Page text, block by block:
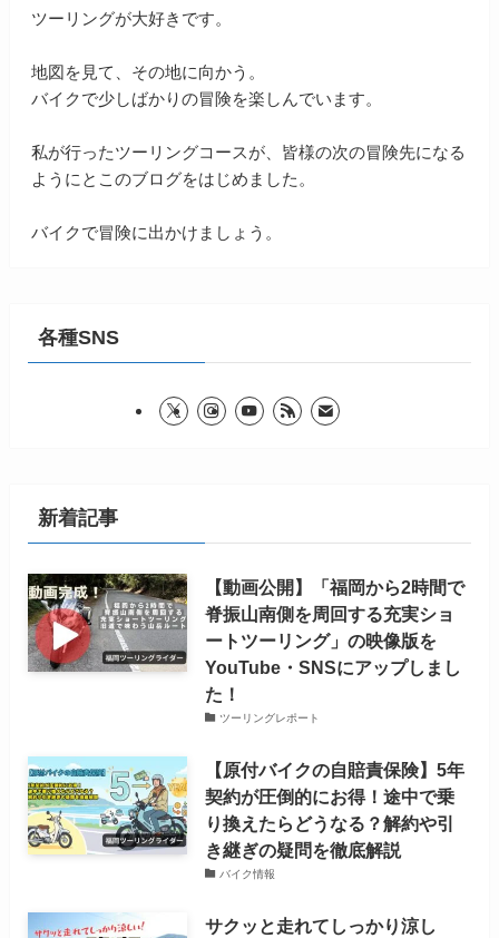
ツーリングが大好きです。
地図を見て、その地に向かう。
バイクで少しばかりの冒険を楽しんでいます。
私が行ったツーリングコースが、皆様の次の冒険先になる
ようにとこのブログをはじめました。
バイクで冒険に出かけましょう。
各種SNS
新着記事
【動画公開】「福岡から2時間で
脊振山南側を周回する充実ショ
ートツーリング」の映像版を
YouTube・SNSにアップしまし
た！
ツーリングレポート
【原付バイクの自賠責保険】5年
契約が圧倒的にお得！途中で乗
り換えたらどうなる？解約や引
き継ぎの疑問を徹底解説
バイク情報
サクッと走れてしっかり涼し